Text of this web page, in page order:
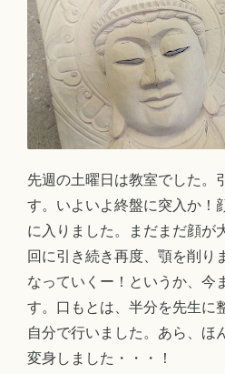
先週の土曜日は教室でした。
す。いよいよ終盤に突入か！
に入りました。まだまだ顔が
回に引き続き再度、顎を削り
なっていくー！というか、今
す。口もとは、半分を先生に
自分で行いました。あら、ほ
変身しました・・・！